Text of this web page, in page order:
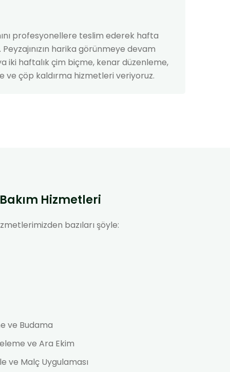
profesyonellere teslim ederek hafta
Peyzajınızın harika görünmeye devam
iki haftalık çim biçme, kenar düzenleme,
ve çöp kaldırma hizmetleri veriyoruz.
Hizmetleri
bazıları şöyle:
ve Budama
ve Ara Ekim
ve Malç Uygulaması